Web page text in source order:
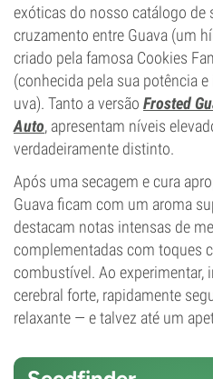
exóticas do nosso catálogo de
cruzamento entre Guava (um
criado pela famosa Cookies
(conhecida pela sua potência
uva). Tanto a versão Frosted
Auto, apresentam níveis
verdadeiramente distinto.
Após uma secagem e cura
Guava ficam com um aroma
destacam notas intensas de
complementadas com toques
combustível. Ao experimentar,
cerebral forte, rapidamente
relaxante — e talvez até um